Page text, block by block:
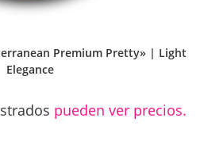
Premium Pretty» | Light
Elegance
pueden ver precios.